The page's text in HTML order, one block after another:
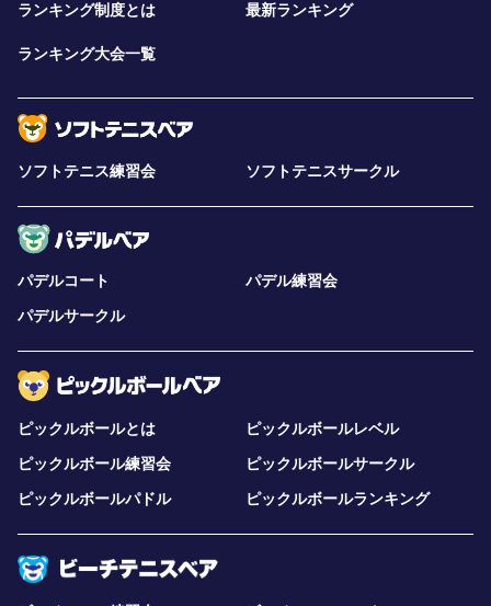
ランキング制度とは 最新ランキング
ランキング大会一覧
ソフトテニス練習会 ソフトテニスサークル
パデルコート
パデル練習会
パデルサークル
ピックルボールとは
ピックルボールレベル
ピックルボール練習会
ピックルボールサークル
ピックルボールパドル
ピックルボールランキング